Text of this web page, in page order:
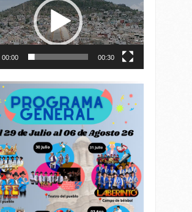
00:00 00:30